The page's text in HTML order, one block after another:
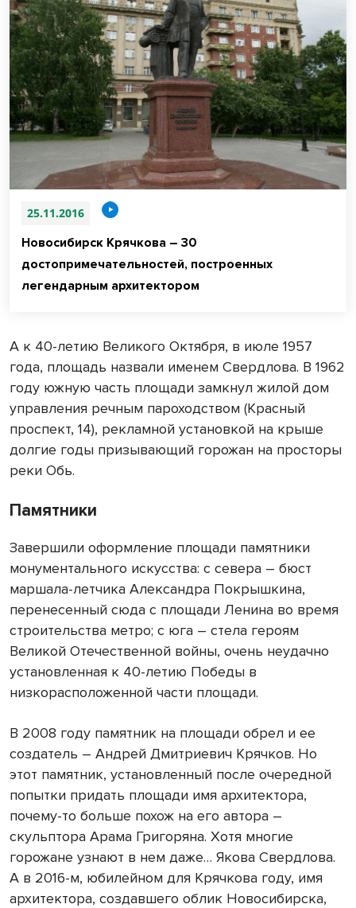
25.11.2016
Новосибирск Крячкова – 30
достопримечательностей, построенных
легендарным архитектором
А к 40-летию Великого Октября, в июле 1957
года, площадь назвали именем Свердлова. В 1962
году южную часть площади замкнул жилой дом
управления речным пароходством (Красный
проспект, 14), рекламной установкой на крыше
долгие годы призывающий горожан на просторы
реки Обь.
Памятники
Завершили оформление площади памятники
монументального искусства: с севера – бюст
маршала-летчика Александра Покрышкина,
перенесенный сюда с площади Ленина во время
строительства метро; с юга – стела героям
Великой Отечественной войны, очень неудачно
установленная к 40-летию Победы в
низкорасположенной части площади.
В 2008 году памятник на площади обрел и ее
создатель – Андрей Дмитриевич Крячков. Но
этот памятник, установленный после очередной
попытки придать площади имя архитектора,
почему-то больше похож на его автора –
скульптора Арама Григоряна. Хотя многие
горожане узнают в нем даже… Якова Свердлова.
А в 2016-м, юбилейном для Крячкова году, имя
архитектора, создавшего облик Новосибирска,